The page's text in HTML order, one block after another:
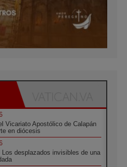
Vicariato Apostólico de Calapán
en diócesis
Los desplazados invisibles de una